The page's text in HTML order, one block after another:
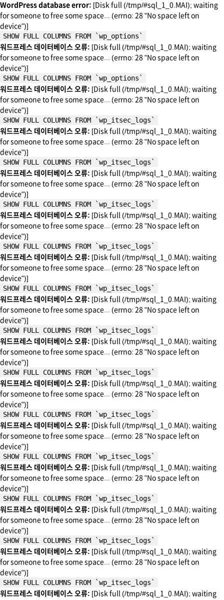
WordPress database error: [Disk full (/tmp/#sql_1_0.MAI); waiting
for someone to free some space... (errno: 28 "No space left on
device")]
SHOW FULL COLUMNS FROM `wp_options`
워드프레스 데이터베이스 오류: [Disk full (/tmp/#sql_1_0.MAI); waiting
for someone to free some space... (errno: 28 "No space left on
device")]
SHOW FULL COLUMNS FROM `wp_options`
워드프레스 데이터베이스 오류: [Disk full (/tmp/#sql_1_0.MAI); waiting
for someone to free some space... (errno: 28 "No space left on
device")]
SHOW FULL COLUMNS FROM `wp_itsec_logs`
워드프레스 데이터베이스 오류: [Disk full (/tmp/#sql_1_0.MAI); waiting
for someone to free some space... (errno: 28 "No space left on
device")]
SHOW FULL COLUMNS FROM `wp_itsec_logs`
워드프레스 데이터베이스 오류: [Disk full (/tmp/#sql_1_0.MAI); waiting
for someone to free some space... (errno: 28 "No space left on
device")]
SHOW FULL COLUMNS FROM `wp_itsec_logs`
워드프레스 데이터베이스 오류: [Disk full (/tmp/#sql_1_0.MAI); waiting
for someone to free some space... (errno: 28 "No space left on
device")]
SHOW FULL COLUMNS FROM `wp_itsec_logs`
워드프레스 데이터베이스 오류: [Disk full (/tmp/#sql_1_0.MAI); waiting
for someone to free some space... (errno: 28 "No space left on
device")]
SHOW FULL COLUMNS FROM `wp_itsec_logs`
워드프레스 데이터베이스 오류: [Disk full (/tmp/#sql_1_0.MAI); waiting
for someone to free some space... (errno: 28 "No space left on
device")]
SHOW FULL COLUMNS FROM `wp_itsec_logs`
워드프레스 데이터베이스 오류: [Disk full (/tmp/#sql_1_0.MAI); waiting
for someone to free some space... (errno: 28 "No space left on
device")]
SHOW FULL COLUMNS FROM `wp_itsec_logs`
워드프레스 데이터베이스 오류: [Disk full (/tmp/#sql_1_0.MAI); waiting
for someone to free some space... (errno: 28 "No space left on
device")]
SHOW FULL COLUMNS FROM `wp_itsec_logs`
워드프레스 데이터베이스 오류: [Disk full (/tmp/#sql_1_0.MAI); waiting
for someone to free some space... (errno: 28 "No space left on
device")]
SHOW FULL COLUMNS FROM `wp_itsec_logs`
워드프레스 데이터베이스 오류: [Disk full (/tmp/#sql_1_0.MAI); waiting
for someone to free some space... (errno: 28 "No space left on
device")]
SHOW FULL COLUMNS FROM `wp_itsec_logs`
워드프레스 데이터베이스 오류: [Disk full (/tmp/#sql_1_0.MAI); waiting
for someone to free some space... (errno: 28 "No space left on
device")]
SHOW FULL COLUMNS FROM `wp_itsec_logs`
워드프레스 데이터베이스 오류: [Disk full (/tmp/#sql_1_0.MAI); waiting
for someone to free some space... (errno: 28 "No space left on
device")]
SHOW FULL COLUMNS FROM `wp_itsec_logs`
워드프레스 데이터베이스 오류: [Disk full (/tmp/#sql_1_0.MAI); waiting